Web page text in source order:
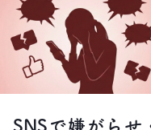
SNSで嫌がらせ